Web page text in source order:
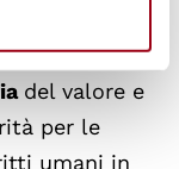
a servire
del valore e
per le
umani in